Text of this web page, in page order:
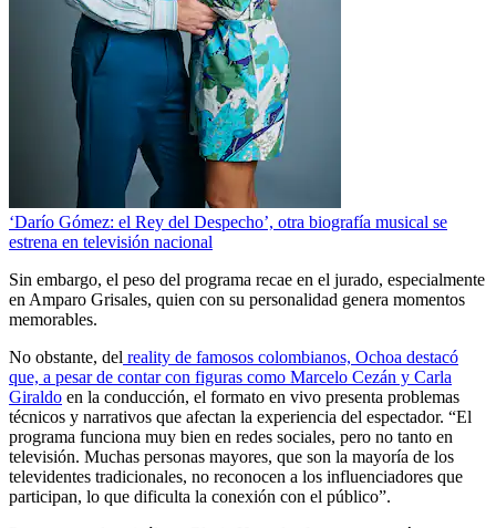
‘Darío Gómez: el Rey del Despecho’, otra biografía musical se
estrena en televisión nacional
Sin embargo, el peso del programa recae en el jurado, especialmente
en Amparo Grisales, quien con su personalidad genera momentos
memorables.
No obstante, del reality de famosos colombianos, Ochoa destacó
que, a pesar de contar con figuras como Marcelo Cezán y Carla
Giraldo en la conducción, el formato en vivo presenta problemas
técnicos y narrativos que afectan la experiencia del espectador. “El
programa funciona muy bien en redes sociales, pero no tanto en
televisión. Muchas personas mayores, que son la mayoría de los
televidentes tradicionales, no reconocen a los influenciadores que
participan, lo que dificulta la conexión con el público”.